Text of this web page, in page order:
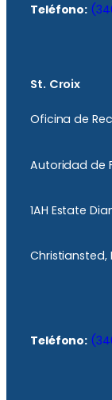
Teléfono:
St. Croix
Oficina de
Autoridad de
1AH Estate
Christiansted,
Teléfono: